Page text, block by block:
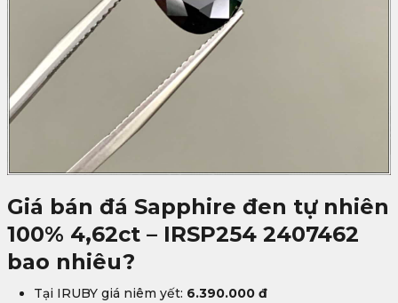
Giá bán đá Sapphire đen tự nhiên
100% 4,62ct – IRSP254 2407462
bao nhiêu?
Tại IRUBY giá niêm yết: 6.390.000 đ